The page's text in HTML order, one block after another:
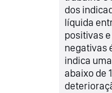
dos
líquida
positivas
negativas
indica
abaixo de